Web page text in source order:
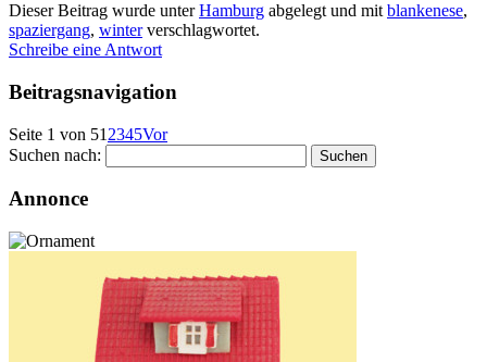
Dieser Beitrag wurde unterHamburg abgelegt und mit blankenese,
spaziergang, winterverschlagwortet.
Schreibe eine Antwort
Beitragsnavigation
Seite 1 von 51 2345Vor
Suchen nach:
Annonce